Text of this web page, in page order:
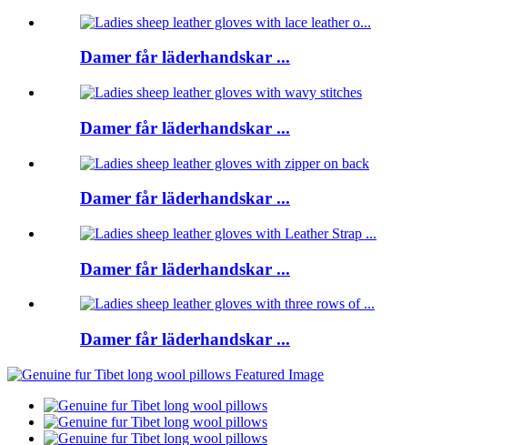
Damer får läderhandskar ...
Damer får läderhandskar ...
Damer får läderhandskar ...
Damer får läderhandskar ...
Damer får läderhandskar ...